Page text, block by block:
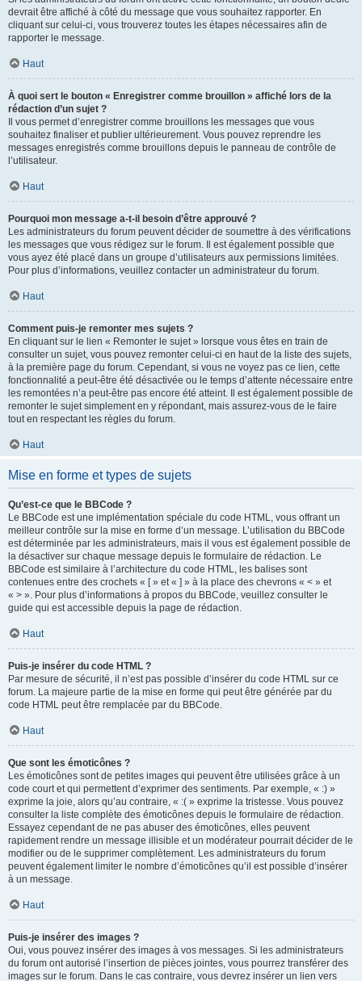
devrait être affiché à côté du message que vous souhaitez rapporter. En
cliquant sur celui-ci, vous trouverez toutes les étapes nécessaires afin de
rapporter le message.
Haut
À quoi sert le bouton « Enregistrer comme brouillon » affiché lors de la
rédaction d’un sujet ?
Il vous permet d’enregistrer comme brouillons les messages que vous
souhaitez finaliser et publier ultérieurement. Vous pouvez reprendre les
messages enregistrés comme brouillons depuis le panneau de contrôle de
l’utilisateur.
Haut
Pourquoi mon message a-t-il besoin d’être approuvé ?
Les administrateurs du forum peuvent décider de soumettre à des vérifications
les messages que vous rédigez sur le forum. Il est également possible que
vous ayez été placé dans un groupe d’utilisateurs aux permissions limitées.
Pour plus d’informations, veuillez contacter un administrateur du forum.
Haut
Comment puis-je remonter mes sujets ?
En cliquant sur le lien « Remonter le sujet » lorsque vous êtes en train de
consulter un sujet, vous pouvez remonter celui-ci en haut de la liste des sujets,
à la première page du forum. Cependant, si vous ne voyez pas ce lien, cette
fonctionnalité a peut-être été désactivée ou le temps d’attente nécessaire entre
les remontées n’a peut-être pas encore été atteint. Il est également possible de
remonter le sujet simplement en y répondant, mais assurez-vous de le faire
tout en respectant les règles du forum.
Haut
Mise en forme et types de sujets
Qu’est-ce que le BBCode ?
Le BBCode est une implémentation spéciale du code HTML, vous offrant un
meilleur contrôle sur la mise en forme d’un message. L’utilisation du BBCode
est déterminée par les administrateurs, mais il vous est également possible de
la désactiver sur chaque message depuis le formulaire de rédaction. Le
BBCode est similaire à l’architecture du code HTML, les balises sont
contenues entre des crochets « [ » et « ] » à la place des chevrons « < » et
« > ». Pour plus d’informations à propos du BBCode, veuillez consulter le
guide qui est accessible depuis la page de rédaction.
Haut
Puis-je insérer du code HTML ?
Par mesure de sécurité, il n’est pas possible d’insérer du code HTML sur ce
forum. La majeure partie de la mise en forme qui peut être générée par du
code HTML peut être remplacée par du BBCode.
Haut
Que sont les émoticônes ?
Les émoticônes sont de petites images qui peuvent être utilisées grâce à un
code court et qui permettent d’exprimer des sentiments. Par exemple, « :) »
exprime la joie, alors qu’au contraire, « :( » exprime la tristesse. Vous pouvez
consulter la liste complète des émoticônes depuis le formulaire de rédaction.
Essayez cependant de ne pas abuser des émoticônes, elles peuvent
rapidement rendre un message illisible et un modérateur pourrait décider de le
modifier ou de le supprimer complètement. Les administrateurs du forum
peuvent également limiter le nombre d’émoticônes qu’il est possible d’insérer
à un message.
Haut
Puis-je insérer des images ?
Oui, vous pouvez insérer des images à vos messages. Si les administrateurs
du forum ont autorisé l’insertion de pièces jointes, vous pourrez transférer des
images sur le forum. Dans le cas contraire, vous devrez insérer un lien vers